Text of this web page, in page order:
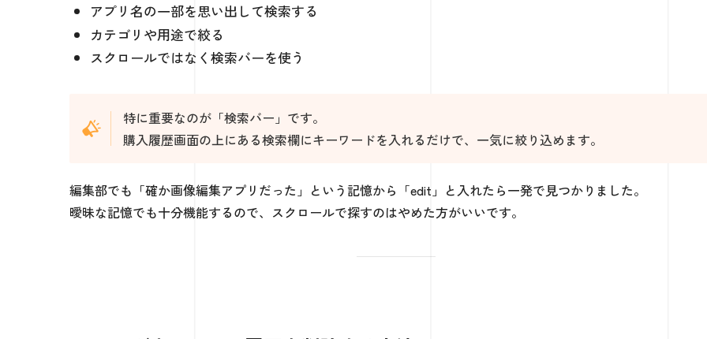
アプリ名の一部を思い出して検索する
カテゴリや用途で絞る
スクロールではなく検索バーを使う
特に重要なのが「検索バー」です。
購入履歴画面の上にある検索欄にキーワードを入れるだけで、一気に絞り込めます。
編集部でも「確か画像編集アプリだった」という記憶から「edit」と入れたら一発で見つかりました。
曖昧な記憶でも十分機能するので、スクロールで探すのはやめた方がいいです。